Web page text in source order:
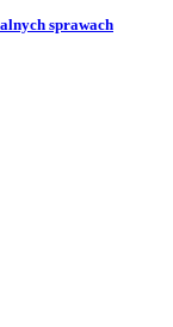
sprawach